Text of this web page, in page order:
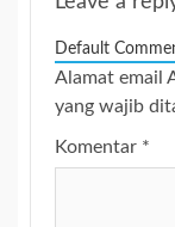
Default
Alamat email
yang wajib
Komentar *